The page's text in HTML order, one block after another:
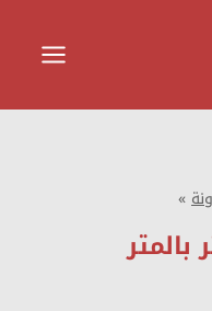
»
بالمتر